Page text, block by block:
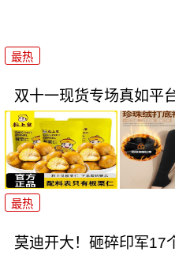
最热
双十一现货专场真如平
最热
莫迪开大！砸碎印军17